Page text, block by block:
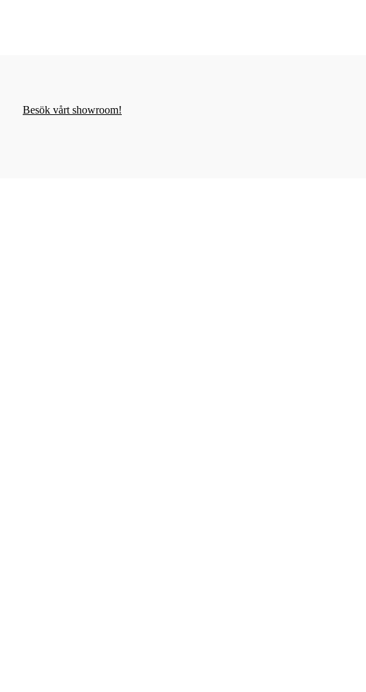
Besök vårt showroom!